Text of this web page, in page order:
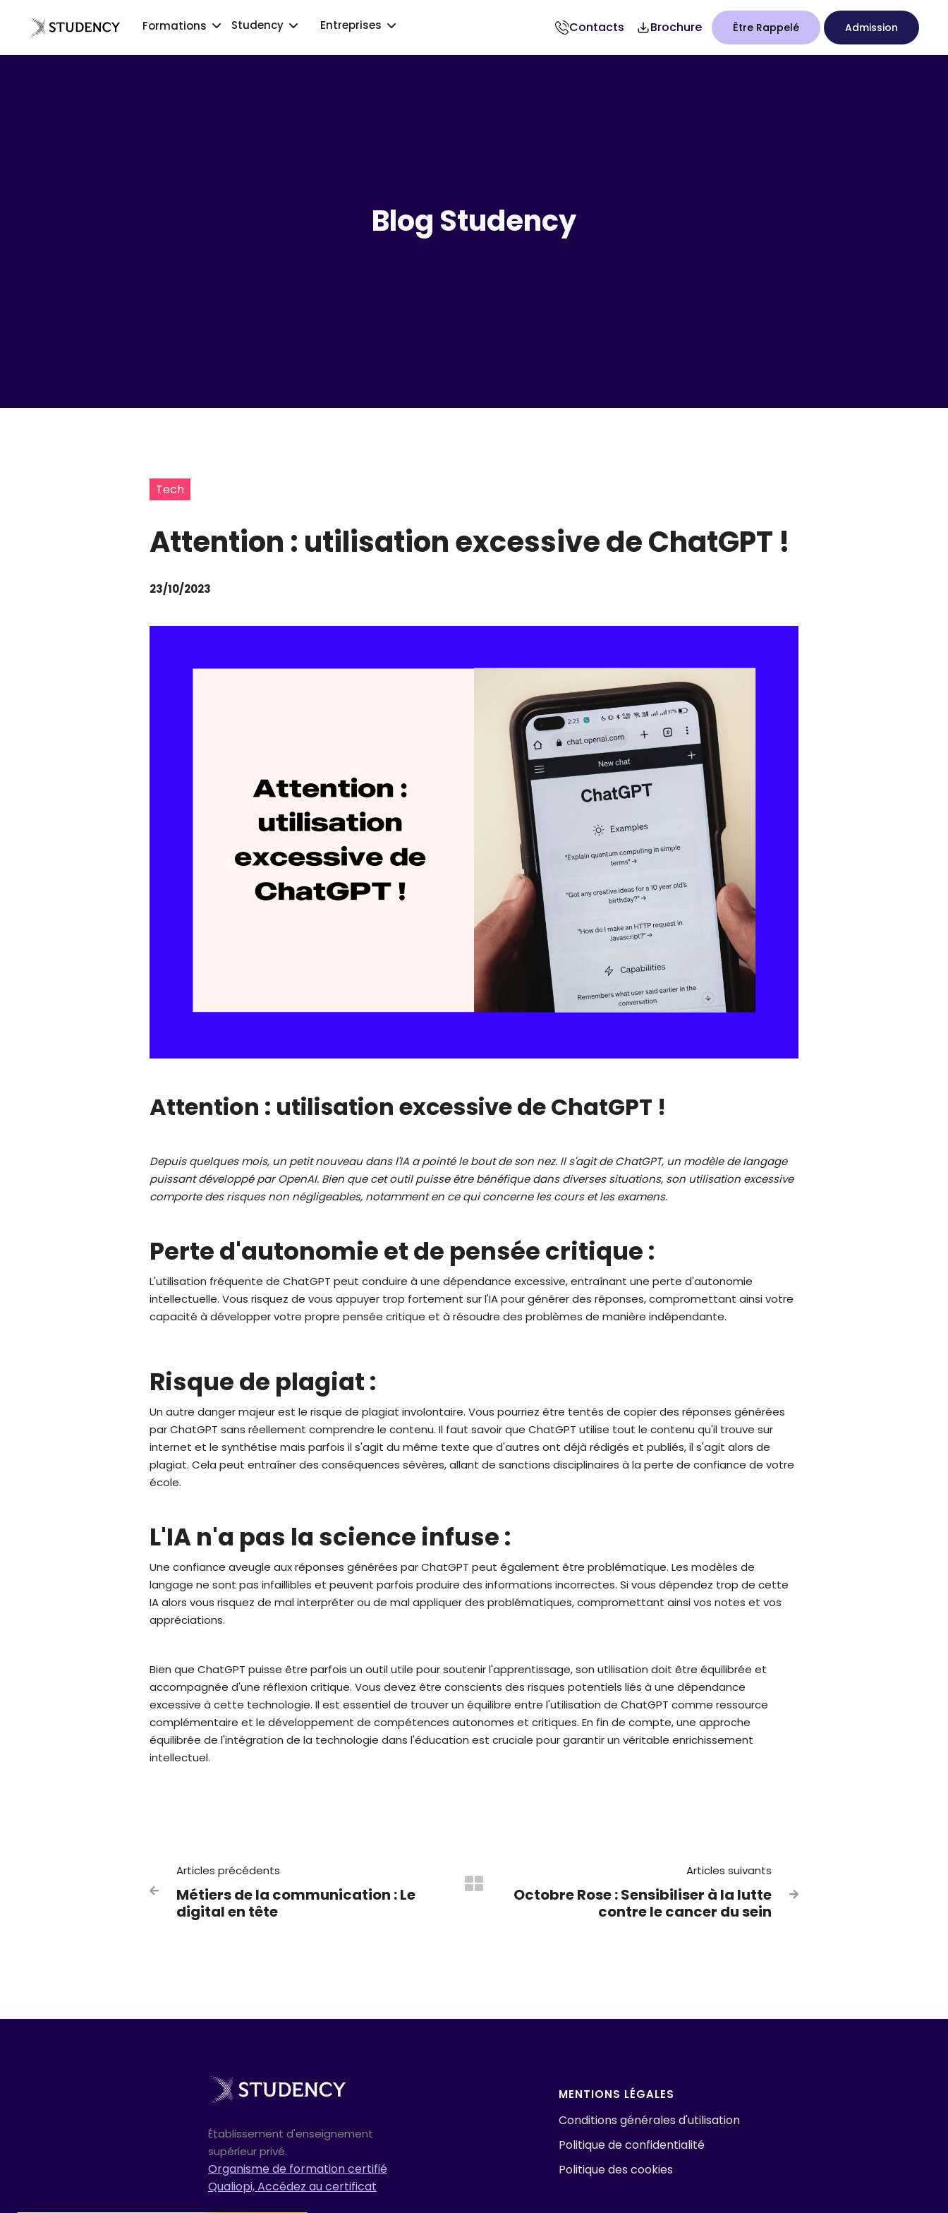
Formations Studency Entreprises
Contacts
Brochure Être Rappelé Admission
Blog Studency
Tech
Attention : utilisation excessive de ChatGPT !
23/10/2023
Attention : utilisation excessive de ChatGPT !
Depuis quelques mois, un petit nouveau dans l'IA a pointé le bout de son nez. Il s'agit de ChatGPT, un modèle de langage
puissant développé par OpenAI. Bien que cet outil puisse être bénéfique dans diverses situations, son utilisation excessive
comporte des risques non négligeables, notamment en ce qui concerne les cours et les examens.
Perte d'autonomie et de pensée critique:
L'utilisation fréquente de ChatGPT peut conduire à une dépendance excessive, entraînant une perte d'autonomie
intellectuelle. Vous risquez de vous appuyer trop fortement sur l'IA pour générer des réponses, compromettant ainsi votre
capacité à développer votre propre pensée critique et à résoudre des problèmes de manière indépendante.
Risque de plagiat:
Un autre danger majeur est le risque de plagiat involontaire. Vous pourriez être tentés de copier des réponses générées
par ChatGPT sans réellement comprendre le contenu. Il faut savoir que ChatGPT utilise tout le contenu qu'il trouve sur
internet et le synthétise mais parfois il s'agit du même texte que d'autres ont déjà rédigés et publiés, il s'agit alors de
plagiat. Cela peut entraîner des conséquences sévères, allant de sanctions disciplinaires à la perte de confiance de votre
école.
L'IA n'a pas la science infuse:
Une confiance aveugle aux réponses générées par ChatGPT peut également être problématique. Les modèles de
langage ne sont pas infaillibles et peuvent parfois produire des informations incorrectes. Si vous dépendez trop de cette
IA alors vous risquez de mal interpréter ou de mal appliquer des problématiques, compromettant ainsi vos notes et vos
appréciations.
Bien que ChatGPT puisse être parfois un outil utile pour soutenir l'apprentissage, son utilisation doit être équilibrée et
accompagnée d'une réflexion critique. Vous devez être conscients des risques potentiels liés à une dépendance
excessive à cette technologie. Il est essentiel de trouver un équilibre entre l'utilisation de ChatGPT comme ressource
complémentaire et le développement de compétences autonomes et critiques. En fin de compte, une approche
équilibrée de l'intégration de la technologie dans l'éducation est cruciale pour garantir un véritable enrichissement
intellectuel.

Articles précédents
Métiers de la communication : Le
digital en tête
Articles suivants
Octobre Rose : Sensibiliser à la lutte
contre le cancer du sein

Établissement d'enseignement
supérieur privé.
Organisme de formation certifié
Qualiopi, Accédez au certificat
MENTIONS LÉGALES
Conditions générales d'utilisation
Politique de confidentialité
Politique des cookies